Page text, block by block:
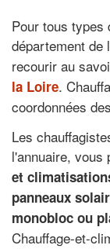
Pour tous types
département de
recourir au
la Loire.
coordonnées
Les
l'annuaire, vous
et
panneaux
monobloc ou
Chauffage-et-